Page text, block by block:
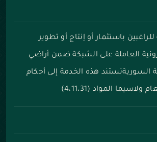
باستثمار أو إنتاج أو تطوير
العاملة على الشبكة ضمن أراضي
السوريةتستند هذه الخدمة إلى أحكام